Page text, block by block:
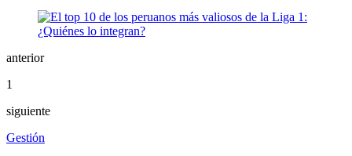
anterior
1
siguiente
Gestión